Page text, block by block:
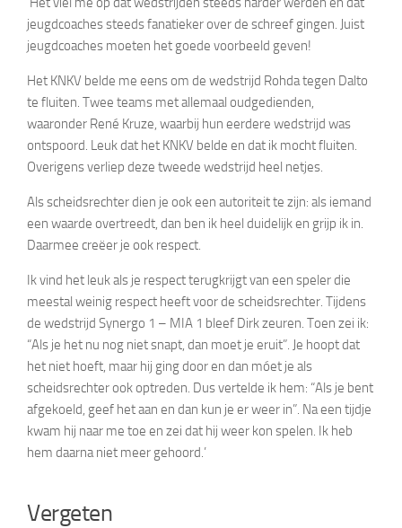
jeugdcoaches steeds fanatieker over de schreef gingen. Juist
jeugdcoaches moeten het goede voorbeeld geven!
Het KNKV belde me eens om de wedstrijd Rohda tegen Dalto
te fluiten. Twee teams met allemaal oudgedienden,
waaronder René Kruze, waarbij hun eerdere wedstrijd was
ontspoord. Leuk dat het KNKV belde en dat ik mocht fluiten.
Overigens verliep deze tweede wedstrijd heel netjes.
Als scheidsrechter dien je ook een autoriteit te zijn: als iemand
een waarde overtreedt, dan ben ik heel duidelijk en grijp ik in.
Daarmee creëer je ook respect.
Ik vind het leuk als je respect terugkrijgt van een speler die
meestal weinig respect heeft voor de scheidsrechter. Tijdens
de wedstrijd Synergo 1 – MIA 1 bleef Dirk zeuren. Toen zei ik:
“Als je het nu nog niet snapt, dan moet je eruit”. Je hoopt dat
het niet hoeft, maar hij ging door en dan móet je als
scheidsrechter ook optreden. Dus vertelde ik hem: “Als je bent
afgekoeld, geef het aan en dan kun je er weer in”. Na een tijdje
kwam hij naar me toe en zei dat hij weer kon spelen. Ik heb
hem daarna niet meer gehoord.’
Vergeten